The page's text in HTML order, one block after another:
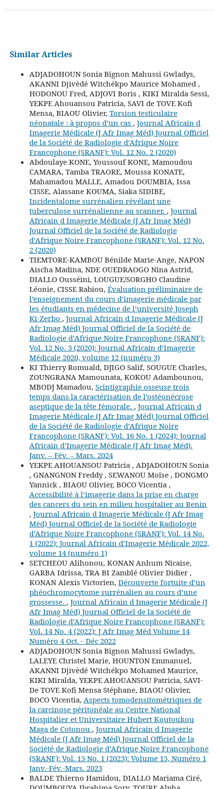
Similar Articles
ADJADOHOUN Sonia Bignon Mahussi Gwladys,
AKANNI Djivèdé Witchékpo Maurice Mohamed ,
HODONOU Fred, ADJOVI Boris , KIKI Miralda Sessi,
YEKPE Ahouansou Patricia, SAVI de TOVE Kofi
Mensa, BIAOU Olivier, Torsion testiculaire
néonatale : à propos d’un cas , Journal Africain d
Imagerie Médicale (J Afr Imag Méd) Journal Officiel
de la Société de Radiologie d’Afrique Noire
Francophone (SRANF): Vol. 12 No. 2 (2020)
Abdoulaye KONE, Youssouf KONE, Mamoudou
CAMARA, Tamba TRAORE, Moussa KONATE,
Mahamadou MALLE, Amadou DOUMBIA, Issa
CISSE, Alassane KOUMA, Siaka SIDIBE,
Incidentalome surrénalien révélant une
tuberculose surrénalienne au scanner. , Journal
Africain d Imagerie Médicale (J Afr Imag Méd)
Journal Officiel de la Société de Radiologie
d’Afrique Noire Francophone (SRANF): Vol. 12 No.
2 (2020)
TIEMTORE-KAMBOU Bénilde Marie-Ange, NAPON
Aischa Madina, NDE OUEDRAOGO Nina Astrid,
DIALLO Ousséini, LOUGUE/SORGHO Claudine
Léonie, CISSE Rabiou, Évaluation préliminaire de
l’enseignement du cours d’imagerie médicale par
les étudiants en médecine de l’université Joseph
Ki-Zerbo , Journal Africain d Imagerie Médicale (J
Afr Imag Méd) Journal Officiel de la Société de
Radiologie d’Afrique Noire Francophone (SRANF):
Vol. 12 No. 3 (2020): Journal Africain d’Imagerie
Médicale 2020, volume 12 (numéro 3)
KI Thierry Romuald, DJIGO Salif, SOUGUE Charles,
ZOUNGRANA Mamounata, KOKOU Adambounou,
MBODJ Mamadou, Scintigraphie osseuse trois
temps dans la caractérisation de l’ostéonécrose
aseptique de la tête fémorale. , Journal Africain d
Imagerie Médicale (J Afr Imag Méd) Journal Officiel
de la Société de Radiologie d’Afrique Noire
Francophone (SRANF): Vol. 16 No. 1 (2024): Journal
Africain d’Imagerie Médicale (J Afr Imag Méd).
Janv. – Fév. – Mars. 2024
YEKPE AHOUANSOU Patricia , ADJADOHOUN Sonia
, GNANGNON Freddy , SEWANOU Moïse , DONGMO
Yannick , BIAOU Olivier, BOCO Vicentia ,
Accessibilité à l’imagerie dans la prise en charge
des cancers du sein en milieu hospitalier au Benin
, Journal Africain d Imagerie Médicale (J Afr Imag
Méd) Journal Officiel de la Société de Radiologie
d’Afrique Noire Francophone (SRANF): Vol. 14 No.
1 (2022): Journal Africain d’Imagerie Médicale 2022,
volume 14 (numéro 1)
SETCHEOU Alihonou, KONAN Anhum Nicaise,
GARBA Idrissa, TRA BI Zamblé Olivier Didier ,
KONAN Alexis Victorien, Découverte fortuite d’un
phéochromocytome surrénalien au cours d’une
grossesse. , Journal Africain d Imagerie Médicale (J
Afr Imag Méd) Journal Officiel de la Société de
Radiologie d’Afrique Noire Francophone (SRANF):
Vol. 14 No. 4 (2022): J Afr Imag Méd Volume 14
Numéro 4 Oct. - Déc 2022
ADJADOHOUN Sonia Bignon Mahussi Gwladys,
LALEYE Christel Marie, HOUNTON Emmanuel,
AKANNI Djivèdé Witchékpo Mohamed Maurice,
KIKI Miralda, YEKPE AHOUANSOU Patricia, SAVI-
De TOVE Kofi Mensa Stéphane, BIAOU Olivier,
BOCO Vicentia, Aspects tomodensitométriques de
la carcinose péritonéale au Centre National
Hospitalier et Universitaire Hubert Koutoukou
Maga de Cotonou , Journal Africain d Imagerie
Médicale (J Afr Imag Méd) Journal Officiel de la
Société de Radiologie d’Afrique Noire Francophone
(SRANF): Vol. 15 No. 1 (2023): Volume 15, Numéro 1
Janv.-Fév.-Mars. 2023
BALDE Thierno Hamidou, DIALLO Mariama Ciré,